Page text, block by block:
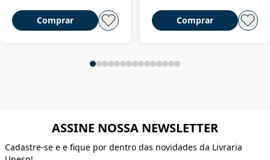
Comprar Comprar
ASSINE NOSSA NEWSLETTER
Cadastre-se e e fique por dentro das novidades da Livraria